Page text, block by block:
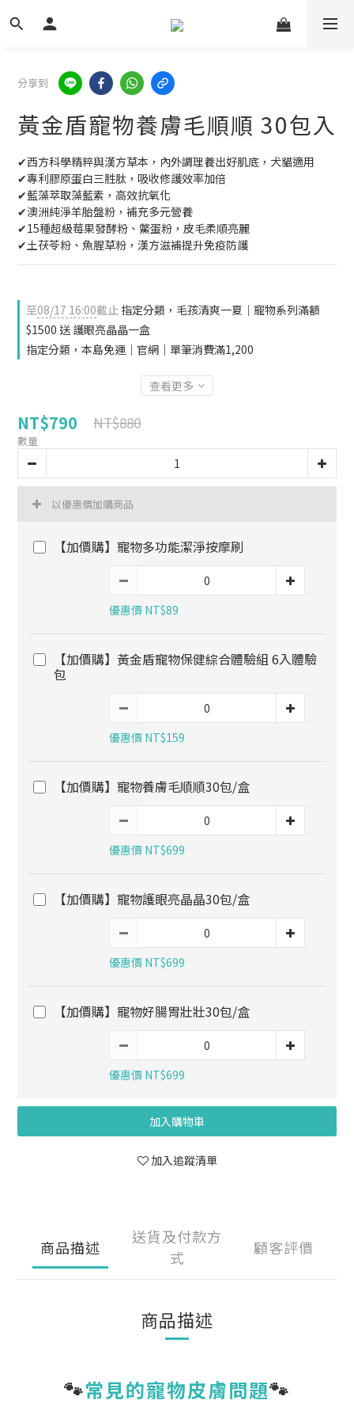
分享到
黃金盾寵物養膚毛順順 30包入
✔西方科學精粹與漢方草本，內外調理養出好肌底，犬貓適用
✔專利膠原蛋白三胜肽，吸收修護效率加倍
✔藍藻萃取藻藍素，高效抗氧化
✔澳洲純淨羊胎盤粉，補充多元營養
✔15種超級莓果發酵粉、鱉蛋粉，皮毛柔順亮麗
✔土茯苓粉、魚腥草粉，漢方滋補提升免疫防護
至08/17 16:00截止 指定分類，毛孩清爽一夏｜寵物系列滿額
$1500 送 護眼亮晶晶一盒
指定分類，本島免運｜官網｜單筆消費滿1,200
查看更多
NT$790 NT$880
數量
以優惠價加購商品
【加價購】寵物多功能潔淨按摩刷
優惠價 NT$89
【加價購】黃金盾寵物保健綜合體驗組 6入體驗
包
優惠價 NT$159
【加價購】寵物養膚毛順順30包/盒
優惠價 NT$699
【加價購】寵物護眼亮晶晶30包/盒
優惠價 NT$699
【加價購】寵物好腸胃壯壯30包/盒
優惠價 NT$699
加入購物車
加入追蹤清單
商品描述
送貨及付款方
式
顧客評價
商品描述
🐾常見的寵物皮膚問題🐾